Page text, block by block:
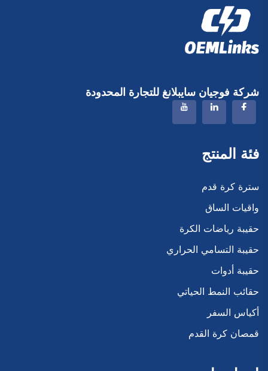
شركة فوجيان سايبلانغ للتجارة المحدودة
فئة المنتج
سترة كرة قدم
واقيات الساق
حقيبة رياضات الكرة
حقيبة التسامي الحراري
حقيبة أدوات
حقائب النمط الحياتي
أكياس السفر
قمصان كرة القدم